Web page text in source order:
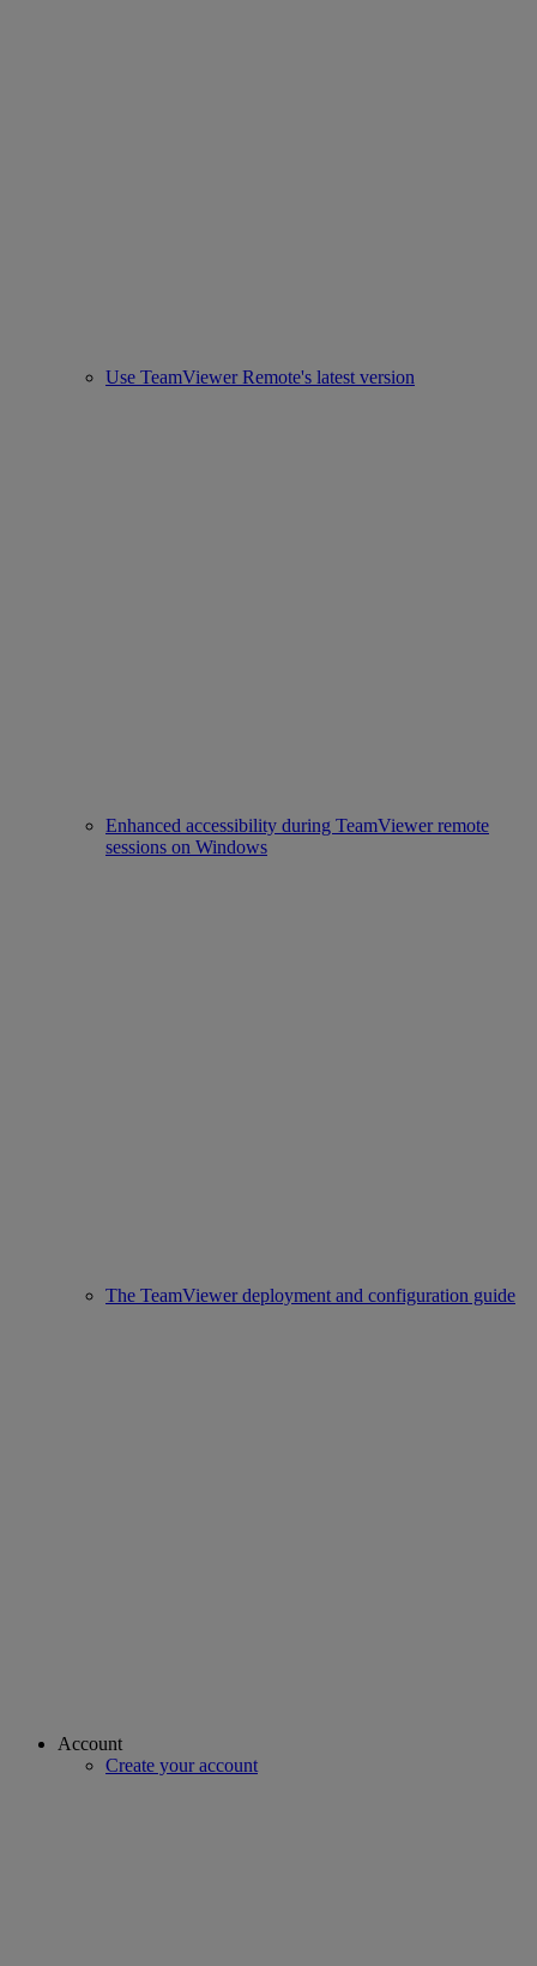
Use TeamViewer Remote's latest version
Enhanced accessibility during TeamViewer remote
sessions on Windows
The TeamViewer deployment and configuration guide
Account
Create your account